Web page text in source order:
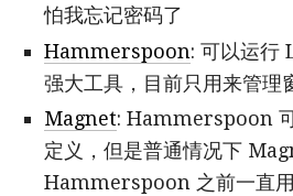
怕我忘记密码了
Hammerspoon: 可以运行
强大工具，目前只用来管理
Magnet: Hammerspoon
定义，但是普通情况下
Hammerspoon 之前一直